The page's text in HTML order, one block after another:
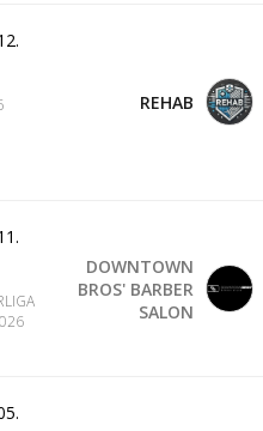
REHAB
DOWNTOWN
BROS' BARBER
SALON